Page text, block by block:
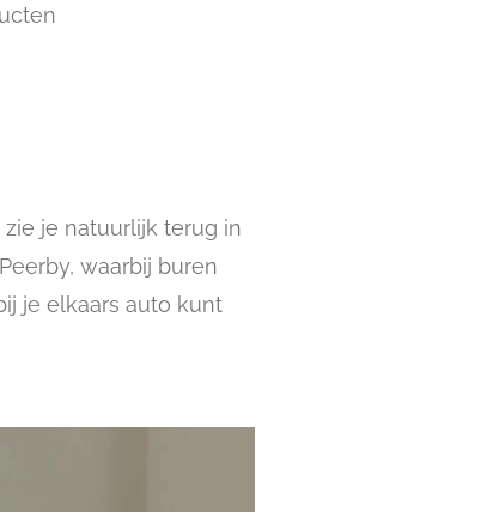
je natuurlijk terug in
waarbij buren
je elkaars auto kunt